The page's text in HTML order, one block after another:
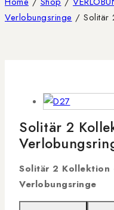
Verlobungsringe / Solitär
Solitär 2
Solitär 2 Kollektion
Verlobungsringe